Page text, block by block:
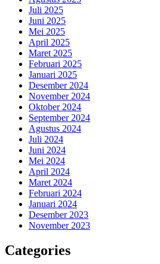
Juli 2025
Juni 2025
Mei 2025
April 2025
Maret 2025
Februari 2025
Januari 2025
Desember 2024
November 2024
Oktober 2024
September 2024
Agustus 2024
Juli 2024
Juni 2024
Mei 2024
April 2024
Maret 2024
Februari 2024
Januari 2024
Desember 2023
November 2023
Categories